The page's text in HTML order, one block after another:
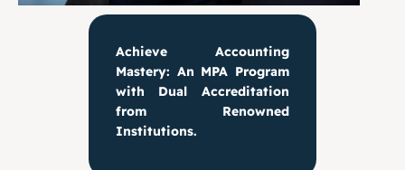
Achieve Accounting
Mastery: An MPA Program
with Dual Accreditation
from Renowned
Institutions.